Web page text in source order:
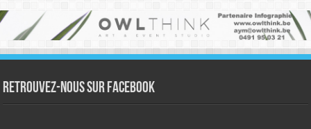
Retrouvez-nous sur Facebook